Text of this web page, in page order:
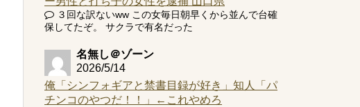
３回な訳ないww この女毎日朝早くから並んで台確
保してたぞ。 サクラで有名だった
名無し＠ゾーン
2026/5/14
俺「シンフォギアと禁書目録が好き」知人「パ
チンコのやつだ！！」←これやめろ